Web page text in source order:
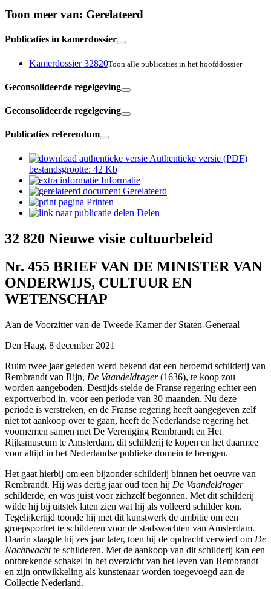
Toon meer van: Gerelateerd
Publicaties in kamerdossier
Kamerdossier 32820Toon alle publicaties in het hoofddossier
Geconsolideerde regelgeving
Geconsolideerde regelgeving
Publicaties referendum
Authentieke versie (PDF)
bestandsgrootte: 42 Kb
Informatie
Gerelateerd
Printen
Delen
32 820 Nieuwe visie cultuurbeleid
Nr. 455 BRIEF VAN DE MINISTER VAN
ONDERWIJS, CULTUUR EN
WETENSCHAP
Aan de Voorzitter van de Tweede Kamer der Staten-Generaal
Den Haag, 8 december 2021
Ruim twee jaar geleden werd bekend dat een beroemd schilderij van
Rembrandt van Rijn, De Vaandeldrager(1636), te koop zou
worden aangeboden. Destijds stelde de Franse regering echter een
exportverbod in, voor een periode van 30 maanden. Nu deze
periode is verstreken, en de Franse regering heeft aangegeven zelf
niet tot aankoop over te gaan, heeft de Nederlandse regering het
voornemen samen met De Vereniging Rembrandt en Het
Rijksmuseum te Amsterdam, dit schilderij te kopen en het daarmee
voor altijd in het Nederlandse publieke domein te brengen.
Het gaat hierbij om een bijzonder schilderij binnen het oeuvre van
Rembrandt. Hij was dertig jaar oud toen hij De Vaandeldrager
schilderde, en was juist voor zichzelf begonnen. Met dit schilderij
wilde hij bij uitstek laten zien wat hij als volleerd schilder kon.
Tegelijkertijd toonde hij met dit kunstwerk de ambitie om een
groepsportret te schilderen voor de stadswachten van Amsterdam.
Daarin slaagde hij zes jaar later, toen hij de opdracht verwierf om De
Nachtwachtte schilderen. Met de aankoop van dit schilderij kan een
ontbrekende schakel in het overzicht van het leven van Rembrandt
en zijn ontwikkeling als kunstenaar worden toegevoegd aan de
Collectie Nederland.